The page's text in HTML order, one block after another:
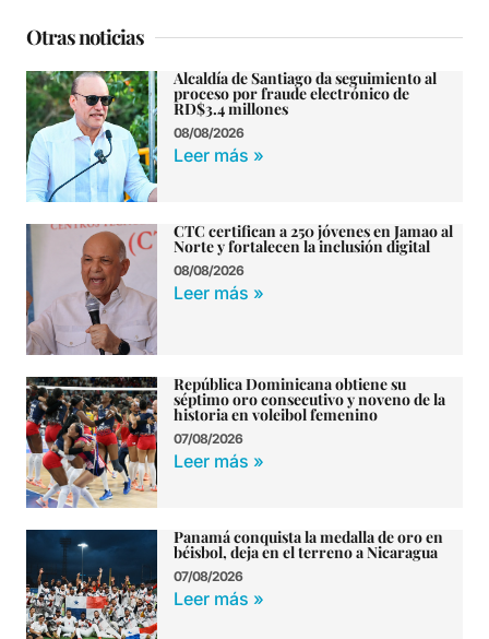
Otras noticias
Alcaldía de Santiago da seguimiento al
proceso por fraude electrónico de
RD$3.4 millones
08/08/2026
Leer más »
CTC certifican a 250 jóvenes en Jamao al
Norte y fortalecen la inclusión digital
08/08/2026
Leer más »
República Dominicana obtiene su
séptimo oro consecutivo y noveno de la
historia en voleibol femenino
07/08/2026
Leer más »
Panamá conquista la medalla de oro en
béisbol, deja en el terreno a Nicaragua
07/08/2026
Leer más »